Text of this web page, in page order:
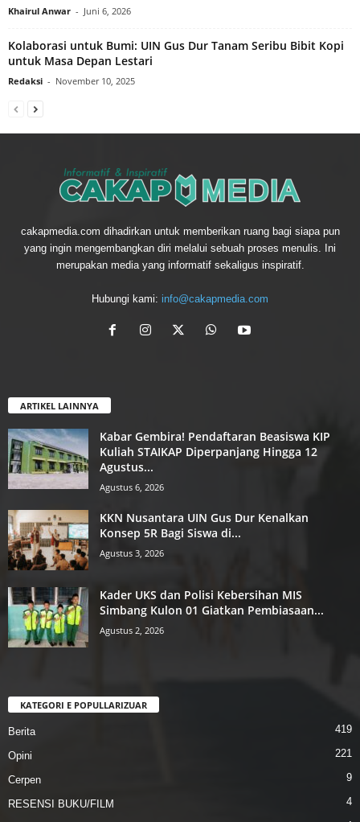
Khairul Anwar - Juni 6, 2026
Kolaborasi untuk Bumi: UIN Gus Dur Tanam Seribu Bibit Kopi
untuk Masa Depan Lestari
Redaksi - November 10, 2025
cakapmedia.com dihadirkan untuk memberikan ruang bagi siapa pun
yang ingin mengembangkan diri melalui sebuah proses menulis. Ini
merupakan media yang informatif sekaligus inspiratif.
Hubungi kami: info@cakapmedia.com
ARTIKEL LAINNYA
Kabar Gembira! Pendaftaran Beasiswa KIP
Kuliah STAIKAP Diperpanjang Hingga 12
Agustus...
Agustus 6, 2026
KKN Nusantara UIN Gus Dur Kenalkan
Konsep 5R Bagi Siswa di...
Agustus 3, 2026
Kader UKS dan Polisi Kebersihan MIS
Simbang Kulon 01 Giatkan Pembiasaan...
Agustus 2, 2026
KATEGORI E POPULLARIZUAR
Berita 419
Opini 221
Cerpen 9
RESENSI BUKU/FILM
4